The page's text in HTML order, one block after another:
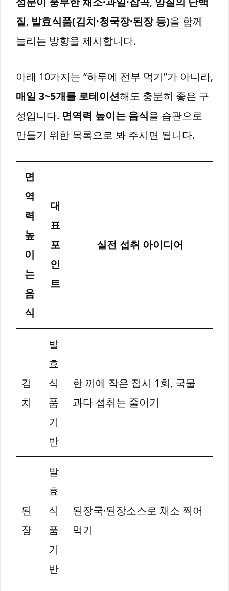
질, 발효식품(김치·청국장·된장 등)을 함께
늘리는 방향을 제시합니다.
아래 10가지는 “하루에 전부 먹기”가 아니라,
매일 3~5개를 로테이션해도 충분히 좋은 구
성입니다. 면역력 높이는 음식을 습관으로
만들기 위한 목록으로 봐 주시면 됩니다.
면
역
력
높
이
는
음
식
대
표
포
인
트
실전 섭취 아이디어
김
치
발
효
식
품
기
반
한 끼에 작은 접시 1회, 국물
과다 섭취는 줄이기
된
장
발
효
식
품
기
반
된장국·된장소스로 채소 찍어
먹기